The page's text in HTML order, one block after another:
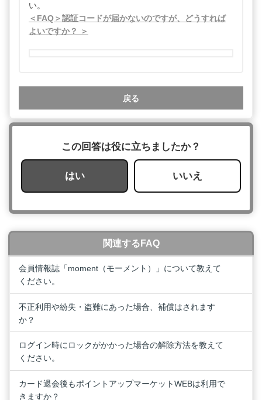
い。
＜FAQ＞認証コードが届かないのですが、どうすれば
よいですか？ ＞
戻る
この回答は役に立ちましたか？
はい いいえ
関連するFAQ
会員情報誌「moment（モーメント）」について教えて
ください。
不正利用や紛失・盗難にあった場合、補償はされます
か？
ログイン時にロックがかかった場合の解除方法を教えて
ください。
カード退会後もポイントアップマーケットWEBは利用で
きますか？